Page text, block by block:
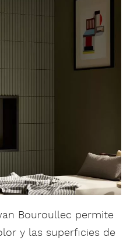
Bouroullec permite
y las superficies de